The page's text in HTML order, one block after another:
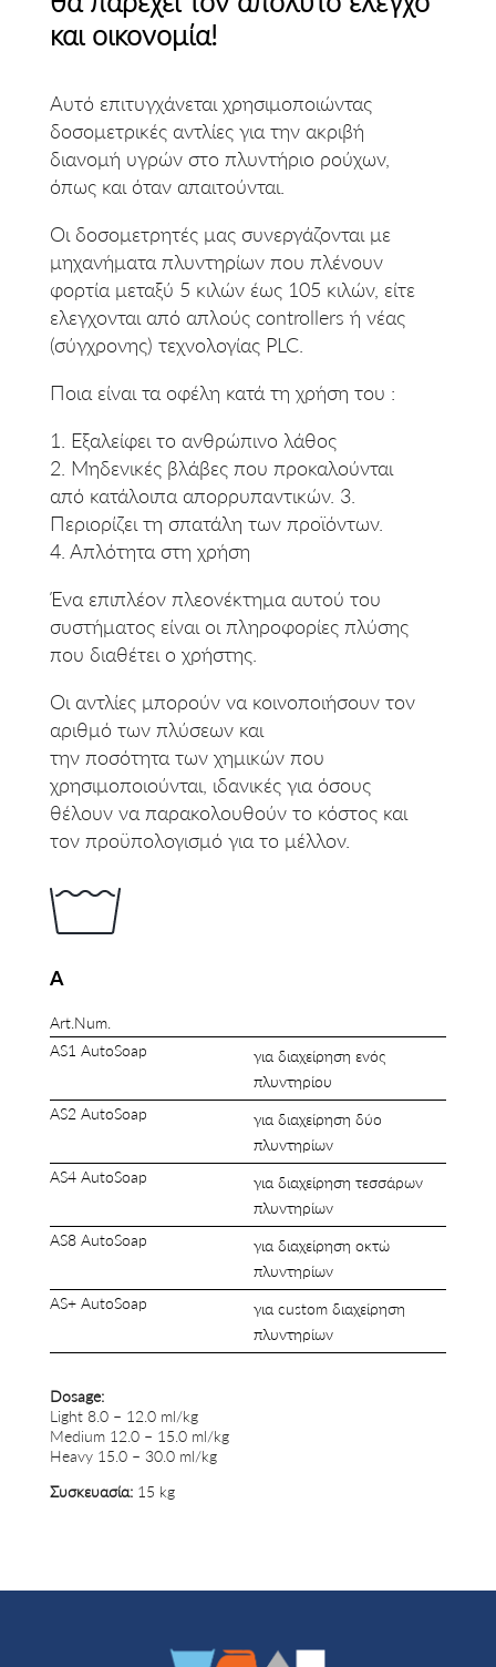
και οικονομία!
Αυτό επιτυγχάνεται χρησιμοποιώντας
δοσομετρικές αντλίες για την ακριβή
διανομή υγρών στο πλυντήριο ρούχων,
όπως και όταν απαιτούνται.
Οι δοσομετρητές μας συνεργάζονται με
μηχανήματα πλυντηρίων που πλένουν
φορτία μεταξύ 5 κιλών έως 105 κιλών, είτε
ελεγχονται από απλούς controllers ή νέας
(σύγχρονης) τεχνολογίας PLC.
Ποια είναι τα οφέλη κατά τη χρήση του :
1. Εξαλείφει το ανθρώπινο λάθος
2. Μηδενικές βλάβες που προκαλούνται
από κατάλοιπα απορρυπαντικών. 3.
Περιορίζει τη σπατάλη των προϊόντων.
4. Απλότητα στη χρήση
Ένα επιπλέον πλεονέκτημα αυτού του
συστήματος είναι οι πληροφορίες πλύσης
που διαθέτει ο χρήστης.
Οι αντλίες μπορούν να κοινοποιήσουν τον
αριθμό των πλύσεων και
την ποσότητα των χημικών που
χρησιμοποιούνται, ιδανικές για όσους
θέλουν να παρακολουθούν το κόστος και
τον προϋπολογισμό για το μέλλον.
A
Art.Num.
AS1 AutoSoap
AS2 AutoSoap
AS4 AutoSoap
AS8 AutoSoap
AS+ AutoSoap
για διαχείρηση ενός
πλυντηρίου
για διαχείρηση δύο
πλυντηρίων
για διαχείρηση τεσσάρων
πλυντηρίων
για διαχείρηση οκτώ
πλυντηρίων
για custom διαχείρηση
πλυντηρίων
Dosage:
Light 8.0 – 12.0 ml/kg
Medium 12.0 – 15.0 ml/kg
Heavy 15.0 – 30.0 ml/kg
Συσκευασία:15 kg